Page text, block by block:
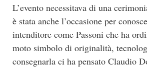
L’evento necessitava di una
è stata anche l’occasione per
intenditore come Passoni che ha
moto simbolo di originalità,
consegnarla ci ha pensato Claudio